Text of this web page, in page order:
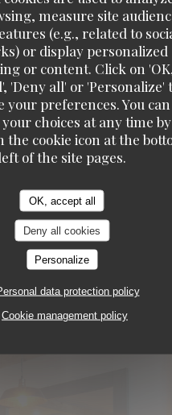
measure site
(e.g., related to
or display personalized
or content. Click on
'Deny all' or 'Personalize'
your preferences. You can
choices at any time by
the cookie icon at the
of the site pages.
OK, accept all
Deny all cookies
Personalize
data protection policy
Cookie management policy
6
/5 FOOD: 5/5 VALUE:
3
blanc 38750 Huez((opens in a